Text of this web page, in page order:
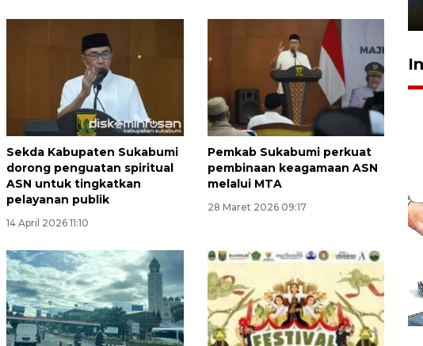
Sekda Kabupaten Sukabumi
dorong penguatan spiritual
ASN untuk tingkatkan
pelayanan publik
14 April 2026 11:10
Pemkab Sukabumi perkuat
pembinaan keagamaan ASN
melalui MTA
28 Maret 2026 09:17